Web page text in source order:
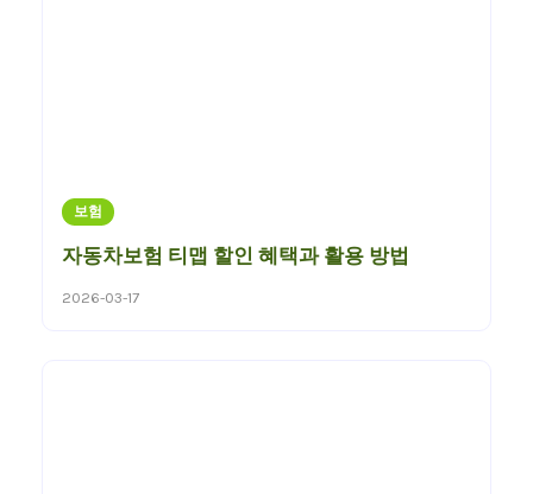
보험
자동차보험 티맵 할인 혜택과 활용 방법
2026-03-17